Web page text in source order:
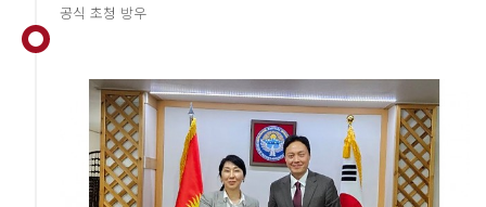
공식 초청 방우